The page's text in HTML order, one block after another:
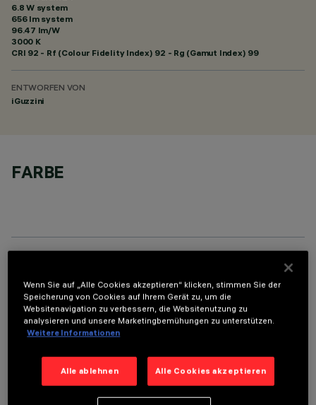
6.8 W system
656 lm system
96.47 lm/W
3000 K
CRI 92 - Rf (Colour Fidelity Index) 92 - Rg (Gamut Index) 99
ENTWORFEN VON
iGuzzini
FARBE
TECHNISCHE DATEN
LETZTES UPDATE: 07.08.2026
Wenn Sie auf „Alle Cookies akzeptieren“ klicken, stimmen Sie der
Speicherung von Cookies auf Ihrem Gerät zu, um die
Websitenavigation zu verbessern, die Websitenutzung zu
analysieren und unsere Marketingbemühungen zu unterstützen.
Weitere Informationen
Alle ablehnen Alle Cookies akzeptieren